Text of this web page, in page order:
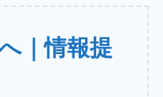
｜情報提